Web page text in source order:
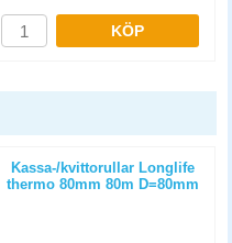
KÖP
Kassa-/kvittorullar Longlife
thermo 80mm 80m D=80mm